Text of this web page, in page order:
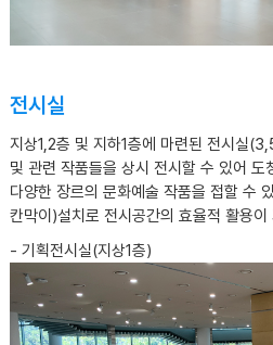
전시실
지상1,2층 및 지하1층에 마련된 전시실
및 관련 작품들을 상시 전시할 수 있어 도
다양한 장르의 문화예술 작품을 접할 수
칸막이)설치로 전시공간의 효율적 활용이
- 기획전시실(지상1층)